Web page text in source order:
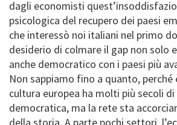
dagli economisti
psicologica del recupero dei paesi
che interessò noi italiani nel primo
desiderio di colmare il gap non solo
anche democratico con i paesi più
Non sappiamo fino a quanto, perché
cultura europea ha molti più secoli
democratica, ma la rete sta